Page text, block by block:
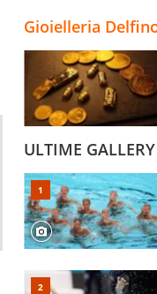
Gioielleria
ULTIME GALLERY